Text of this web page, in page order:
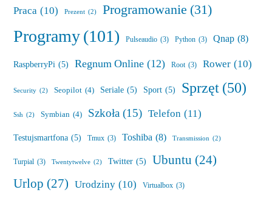
Praca (10) Prezent (2) Programowanie (31)
Programy(101) Pulseaudio (3) Python (3) Qnap (8)
RaspberryPi (5) Regnum Online (12) Root (3) Rower (10)
Security (2) Seopilot (4) Seriale (5) Sport (5) Sprzęt(50)
Ssh (2) Symbian (4) Szkoła (15) Telefon (11)
Testujsmartfona (5) Tmux (3) Toshiba (8) Transmission (2)
Turpial (3) Twentytwelve (2) Twitter (5) Ubuntu (24)
Urlop (27) Urodziny (10) Virtualbox (3)